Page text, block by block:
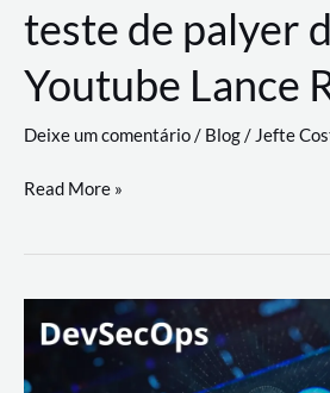
de
trabalho
com
a
workflows
teste de palyer
Youtube Lance
Deixe um comentário/ Blog/ Jefte
teste
palyer
Lance
Rural
Read More »